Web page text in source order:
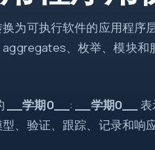
为可执行软件的应用程序
、枚举、模块和
__学期0__ : __学期0__
、验证、跟踪、记录和响